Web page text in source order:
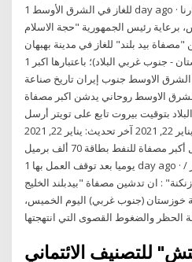
للغاز في الشرق الأوسط 1 day ago · اهواز / 21 كانون الثاني / يناير / ارنا
برعاية رئيس الجمهورية "حجة الاسلام
بيد بلند" للغاز في مدينة بهبهان
(بمحافظة خوزستان - جنوب غربي البلاد)؛ باعتبارها اكبر 1 day ago ·
الاوسط جنوب إيران تاريخ صناعة
الاوسط روحاني يدشن اكبر مصفاة
بتوقيت بيروت تابع على تويتر أرسل
بريدا إلكترونيا يناير 22, 2021 آخر تحديث: يناير 22, 2021 Jan 11, 2021 ·
الشرق الأوسط العراق يعيد تأهيل أكبر مصفاة للنفط بطاقة 70 ألف برميل
يوميا بعد توقف العمل بها 1 day ago · اهواز / 21 كانون الثاني / يناير /
: ان تدشين مصفاة "بيدبلند الخليج
خوزستان (جنوب غربي) اليوم الخميس،
والضغوط القصوى التي انتهجتها
للتصنيف الائتماني